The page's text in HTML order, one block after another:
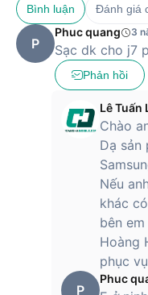
Bình luận Đánh giá
P
Phuc quang 3
Sạc dk cho j7
Phản hồi
Lê Tuấn
Chào
Dạ sản
Nếu
khác
bên
Hoàng
phục
P
Phuc